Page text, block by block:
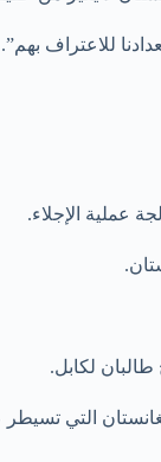
للاعتراف
عملية الإجلاء.
لكابل.
التي